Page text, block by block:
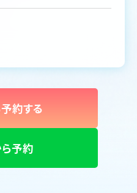
約する
予約